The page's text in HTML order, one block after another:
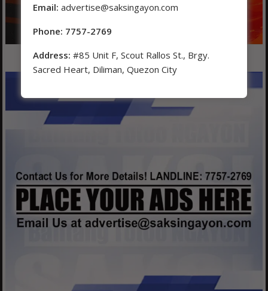
Email: advertise@saksingayon.com
Phone: 7757-2769
Address: #85 Unit F, Scout Rallos St., Brgy.
Sacred Heart, Diliman, Quezon City